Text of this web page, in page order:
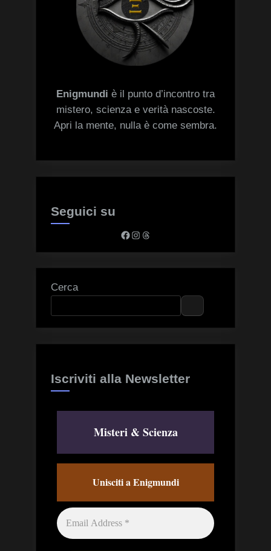
Enigmundi è il punto d’incontro tra
mistero, scienza e verità nascoste.
Apri la mente, nulla è come sembra.
Seguici su
Facebook
Instagram
Threads
Cerca
Iscriviti alla Newsletter
Misteri & Scienza
Unisciti a Enigmundi